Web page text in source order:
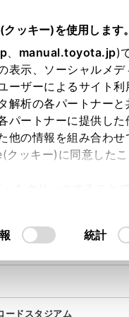
ッキー)を使用します。
、 manual.toyota.jp)
表示、ソーシャルメ
ーザーによるサイト
解析の各パートナー
パートナーに提供し
他の情報を組み合わ
ッキー)に同意したこ
統計
象施設一覧
ードスタジアム